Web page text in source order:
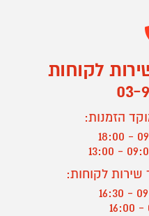
לקוחות
03-
הזמנות:
09:00 -
לקוחות: